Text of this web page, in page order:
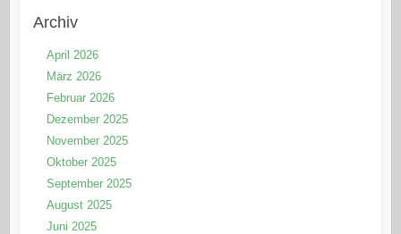
Archiv
April 2026
März 2026
Februar 2026
Dezember 2025
November 2025
Oktober 2025
September 2025
August 2025
Juni 2025